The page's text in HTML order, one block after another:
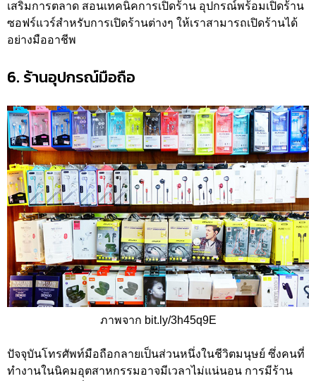
เสริมการตลาด สอนเทคนิคการเปิดร้าน อุปกรณ์พร้อมเปิดร้าน
ซอฟร์แวร์สำหรับการเปิดร้านต่างๆ ให้เราสามารถเปิดร้านได้
อย่างมืออาชีพ
6. ร้านอุปกรณ์มือถือ
ภาพจาก bit.ly/3h45q9E
ปัจจุบันโทรศัพท์มือถือกลายเป็นส่วนหนึ่งในชีวิตมนุษย์ ซึ่งคนที่
ทำงานในนิคมอุตสาหกรรมอาจมีเวลาไม่แน่นอน การมีร้าน